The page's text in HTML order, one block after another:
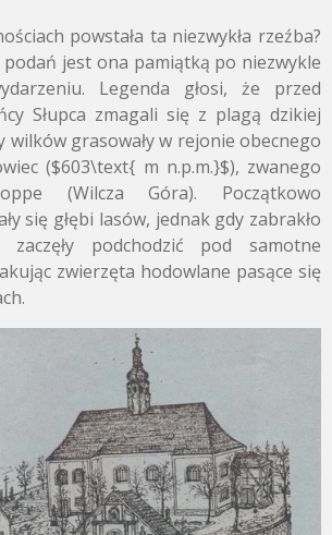
powstała ta niezwykła rzeźba?
podań jest ona pamiątką po niezwykle
Legenda głosi, że przed
Słupca zmagali się z plagą dzikiej
wilków grasowały w rejonie obecnego
($603\text{ m n.p.m.}$), zwanego
(Wilcza Góra). Początkowo
się głębi lasów, jednak gdy zabrakło
zaczęły podchodzić pod samotne
zwierzęta hodowlane pasące się